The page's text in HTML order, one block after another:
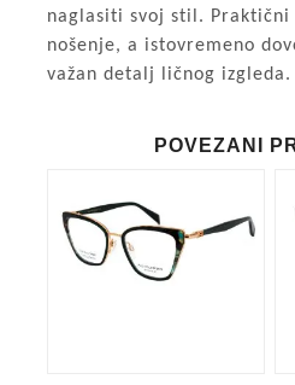
naglasiti svoj stil. Praktični
nošenje, a istovremeno
važan detalj ličnog izgleda.
POVEZANI